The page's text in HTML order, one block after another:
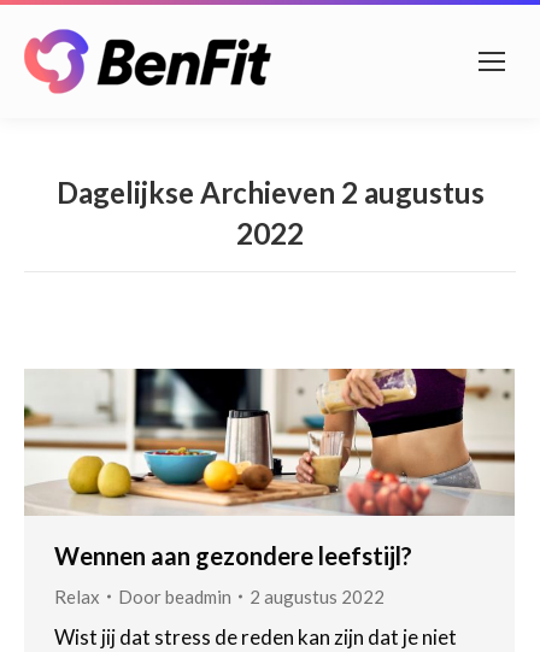
Dagelijkse Archieven 2 augustus
2022
Wennen aan gezondere leefstijl?
Relax Doorbeadmin 2 augustus 2022
Wist jij dat stress de reden kan zijn dat je niet